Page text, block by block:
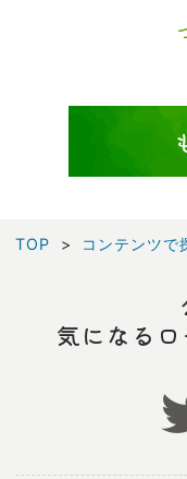
TOP コンテンツ
気になる